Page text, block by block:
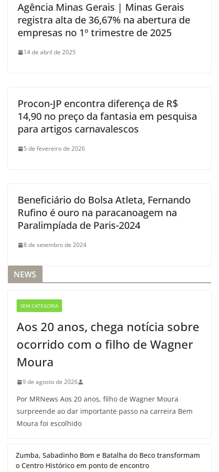
Agência Minas Gerais | Minas Gerais
registra alta de 36,67% na abertura de
empresas no 1º trimestre de 2025
14 de abril de 2025
Procon-JP encontra diferença de R$
14,90 no preço da fantasia em pesquisa
para artigos carnavalescos
5 de fevereiro de 2026
Beneficiário do Bolsa Atleta, Fernando
Rufino é ouro na paracanoagem na
Paralimpíada de Paris-2024
8 de setembro de 2024
NEWS
SEM CATEGORIA
Aos 20 anos, chega notícia sobre
ocorrido com o filho de Wagner
Moura
9 de agosto de 2026
Por MRNews Aos 20 anos, filho de Wagner Moura
surpreende ao dar importante passo na carreira Bem
Moura foi escolhido
Zumba, Sabadinho Bom e Batalha do Beco transformam
o Centro Histórico em ponto de encontro